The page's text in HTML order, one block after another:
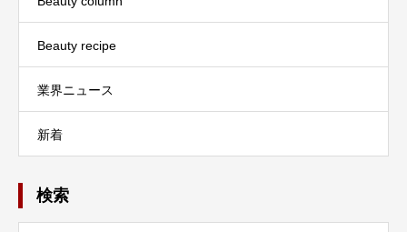
Beauty recipe
業界ニュース
新着
検索